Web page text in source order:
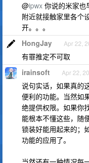
@ipwx 你说的米家也
附近就接触家里各个
开。。。
HongJay Apr 22,
有罪推定不可取
irainsoft Apr 22,
说句实话，如果真的
便利的功能。当然如
绝提供权限。如果你
能根本不懂这些，随
锁装好能用起来的；
功能的应用了。